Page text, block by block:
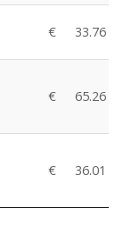
€ 33.76
€ 65.26
€ 36.01